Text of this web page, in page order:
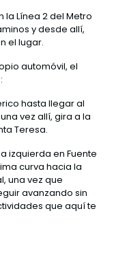
la Línea 2 del Metro
y desde allí,
el lugar.
automóvil, el
hasta llegar al
vez allí, gira a la
Teresa.
izquierda en Fuente
curva hacia la
una vez que
avanzando sin
que aquí te